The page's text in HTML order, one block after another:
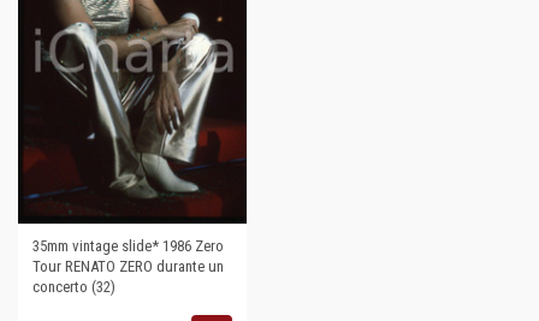
35mm vintage slide* 1986 Zero
Tour RENATO ZERO durante un
concerto (32)